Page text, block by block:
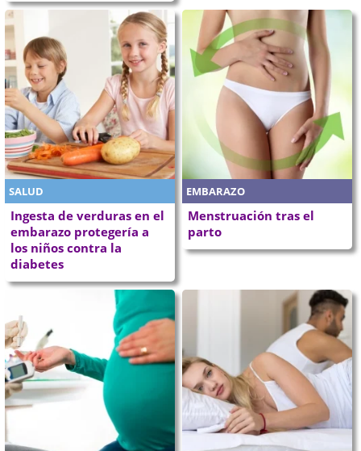
SALUD
Ingesta de verduras en el
embarazo protegería a
los niños contra la
diabetes
EMBARAZO
Menstruación tras el
parto